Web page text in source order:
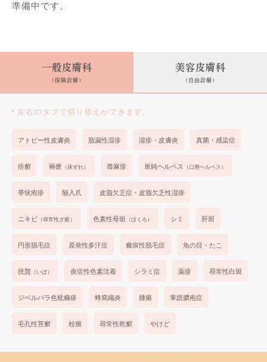
準備中です。
一般皮膚科
(保険診療)
美容皮膚科
(自由診療)
＊左右のタブで切り替えができます。
アトピー性皮膚炎 脂漏性湿疹 湿疹・皮膚炎 真菌・感染症
疥癬 褥瘡 （床ずれ） 蕁麻疹 単純ヘルペス （口唇ヘルペス）
帯状疱疹 陥入爪 皮脂欠乏症・皮脂欠乏性湿疹
ニキビ （尋常性ざ瘡） 色素性母斑 （ほくろ） シミ 肝斑
円形脱毛症 原発性多汗症 瘢痕性脱毛症 魚の目・たこ
疣贅 （いぼ） 炎症性色素沈着 シラミ症 薬疹 尋常性白斑
ジベルバラ色粃糠疹 蜂窩織炎 腫瘍 掌蹠膿疱症
毛孔性苔癬 粉瘤 尋常性乾癬 やけど